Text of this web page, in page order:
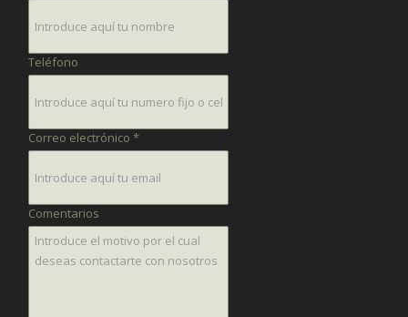
Teléfono
Correo electrónico *
Comentarios